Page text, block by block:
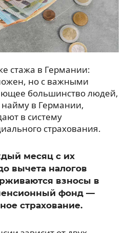
стажа в Германии:
но с важными
большинство людей,
в Германии,
в систему
страхования.
месяц с их
вычета налогов
взносы в
фонд —
страхование.